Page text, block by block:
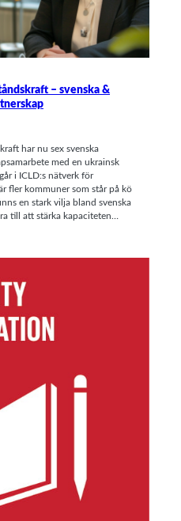
– svenska &
har nu sex svenska
med en ukrainsk
i ICLD:s nätverk för
fler kommuner som står på kö
en stark vilja bland svenska
till att stärka kapaciteten…